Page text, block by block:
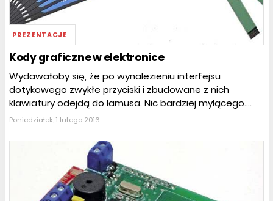
PREZENTACJE
Kody graficzne w elektronice
Wydawałoby się, że po wynalezieniu interfejsu
dotykowego zwykłe przyciski i zbudowane z nich
klawiatury odejdą do lamusa. Nic bardziej mylącego....
Poniedziałek, 1 lutego 2016